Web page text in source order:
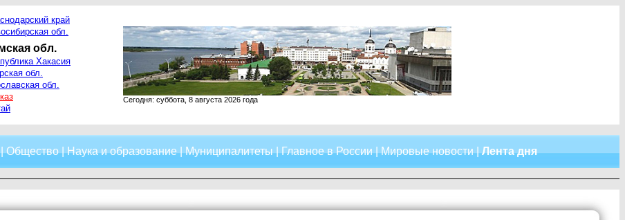
край
обл.
обл.
Хакасия
обл.
обл.
Сегодня: суббота, 8 августа 2026 года
Общество|Наука и образование|Муниципалитеты|Главное в России|Мировые новости|Лента дня